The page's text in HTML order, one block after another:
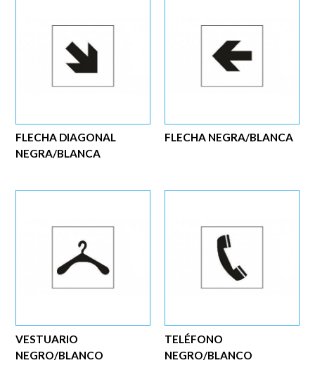
FLECHA NEGRA/BLANCA
FLECHA DIAGONAL
NEGRA/BLANCA
TELÉFONO
NEGRO/BLANCO
VESTUARIO
NEGRO/BLANCO